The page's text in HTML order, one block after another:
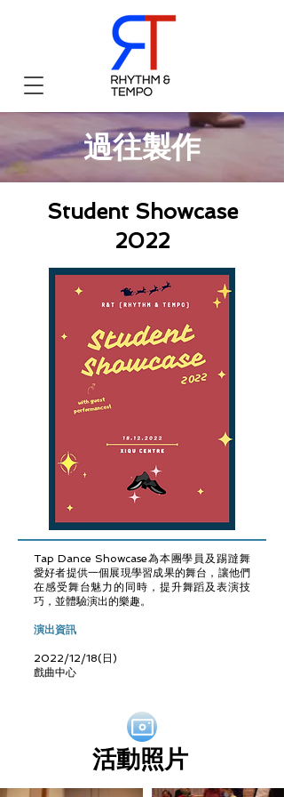
​過往製作
Student Showcase
2022
Tap Dance Showcase為本團學員及踢躂舞
愛好者提供一個展現學習成果的舞台，讓他們
在感受舞台魅力的同時，提升舞蹈及表演技
巧，並體驗演出的樂趣。
演出資訊
2022/12/18(日)
​戲曲中心
活動照片